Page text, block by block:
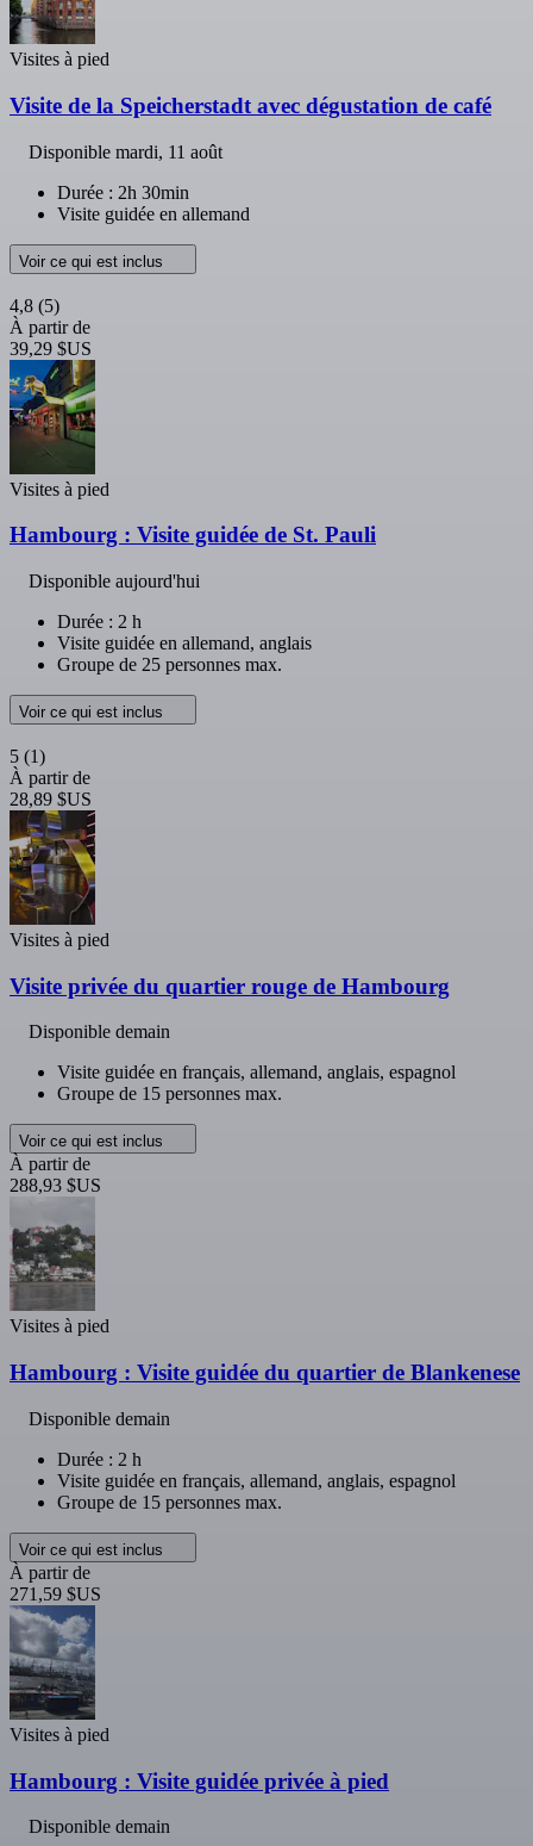
Visites à pied
Visite de la Speicherstadt avec dégustation de café
Disponible mardi, 11 août
Durée : 2h 30min
Visite guidée en allemand
Voir ce qui est inclus
4,8 (5)
À partir de
39,29 $US
Visites à pied
Hambourg : Visite guidée de St. Pauli
Disponible aujourd'hui
Durée : 2 h
Visite guidée en allemand, anglais
Groupe de 25 personnes max.
Voir ce qui est inclus
5 (1)
À partir de
28,89 $US
Visites à pied
Visite privée du quartier rouge de Hambourg
Disponible demain
Visite guidée en français, allemand, anglais, espagnol
Groupe de 15 personnes max.
Voir ce qui est inclus
À partir de
288,93 $US
Visites à pied
Hambourg : Visite guidée du quartier de Blankenese
Disponible demain
Durée : 2 h
Visite guidée en français, allemand, anglais, espagnol
Groupe de 15 personnes max.
Voir ce qui est inclus
À partir de
271,59 $US
Visites à pied
Hambourg : Visite guidée privée à pied
Disponible demain